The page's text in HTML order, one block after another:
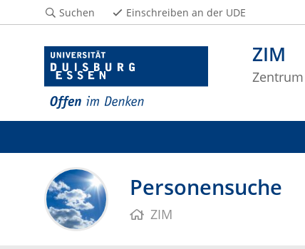
ZIM
Suchen Einschreiben an der UDE
Personensuche
ZIM